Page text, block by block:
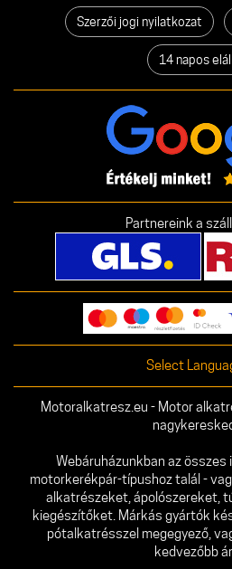
Szerzői jogi nyilatkozat
14 napos
Partnereink a
Select
Motoralkatresz.eu - Motor
Webáruházunkban az
motorkerékpár-típushoz talál -
alkatrészeket, ápolószereket,
kiegészítőket. Márkás gyártók
pótalkatrésszel megegyező,
kedvezőbb